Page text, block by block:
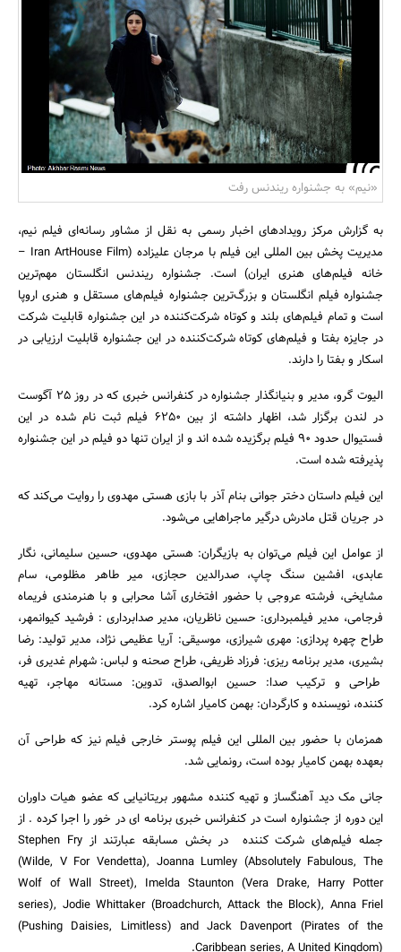
بانک، بیمه و سرمایه
مسکن و ساختمان
جستجو
«نیم» به جشنواره ریندنس رفت
به گزارش مرکز رویدادهای اخبار رسمی به نقل از مشاور رسانه‌ای فیلم نیم،
مدیریت پخش بین المللی این فیلم با مرجان علیزاده (Iran ArtHouse Film –
خانه فیلم‌های هنری ایران) است. جشنواره ریندنس انگلستان مهم‌ترین
جشنواره فیلم انگلستان و بزرگ‌ترین جشنواره فیلم‌های مستقل و هنری اروپا
است و تمام فیلم‌های بلند و کوتاه شرکت‌کننده در این جشنواره قابلیت شرکت
در جایزه بفتا و فیلم‌های کوتاه شرکت‌کننده در این جشنواره قابلیت ارزیابی در
اسکار و بفتا را دارند.
الیوت گرو، مدیر و بنیانگذار جشنواره در کنفرانس خبری که در روز 25 آگوست
در لندن برگزار شد، اظهار داشته از بین 6250 فیلم ثبت نام شده در این
فستیوال حدود 90 فیلم برگزیده شده اند و از ایران تنها دو فیلم در این جشنواره
پذیرفته شده است.
این فیلم داستان دختر جوانی بنام آذر با بازی هستی مهدوی را روایت می‌کند که
در جریان قتل مادرش درگیر ماجراهایی می‌شود.
از عوامل این فیلم می‌توان به بازیگران: هستی مهدوی، حسین سلیمانی، نگار
عابدی، افشین سنگ چاپ، صدرالدین حجازی، میر طاهر مظلومی، سام
مشایخی، فرشته عروجی با حضور افتخاری آشا محرابی و با هنرمندی فریماه
فرجامی، مدیر فیلمبرداری: حسین ناظریان، مدیر صدابرداری : فرشید کیوانمهر،
طراح چهره پردازی: مهری شیرازی، موسیقی: آریا عظیمی نژاد، مدیر تولید: رضا
بشیری، مدیر برنامه ریزی: فرزاد ظریفی، طراح صحنه و لباس: شهرام غدیری فر،
طراحی و ترکیب صدا: حسین ابوالصدق، تدوین: مستانه مهاجر، تهیه
کننده، نویسنده و کارگردان: بهمن کامیار اشاره کرد.
همزمان با حضور بین المللی این فیلم پوستر خارجی فیلم نیز که طراحی آن
بعهده بهمن کامیار بوده است، رونمایی شد.
جانی مک دید آهنگساز و تهیه کننده مشهور بریتانیایی که عضو هیات داوران
این دوره از جشنواره است در کنفرانس خبری برنامه ای در خور را اجرا کرده . از
جمله فیلم‌های شرکت کننده در بخش مسابقه عبارتند از Stephen Fry
(Wilde, V For Vendetta), Joanna Lumley (Absolutely Fabulous, The
Wolf of Wall Street), Imelda Staunton (Vera Drake, Harry Potter
series), Jodie Whittaker (Broadchurch, Attack the Block), Anna Friel
(Pushing Daisies, Limitless) and Jack Davenport (Pirates of the